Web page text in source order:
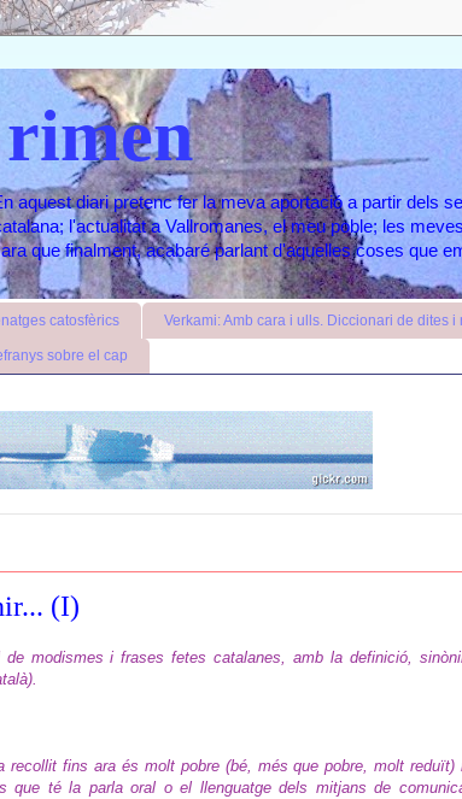
rimen
aquest diari pretenc fer la meva aportació a partir dels
l'actualitat a Vallromanes, el meu poble; les
que finalment, acabaré parlant d'aquelles coses que
catosfèrics Verkami: Amb cara i ulls. Diccionari de dites i
sobre el cap
(I)
modismes i frases fetes catalanes, amb la definició,
recollit fins ara és molt pobre (bé, més que pobre, molt reduït)
que té la parla oral o el llenguatge dels mitjans de